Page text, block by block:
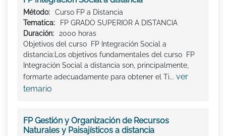
Método:
Curso FP a Distancia
Tematica:
FP GRADO SUPERIOR A DISTANCIA
Duración:
2000 horas
Objetivos del curso FP Integración Social a
distancia:Los objetivos fundamentales del curso FP
Integración Social a distancia son, principalmente,
formarte adecuadamente para obtener el Ti... ver
temario
FP Gestión y Organización de Recursos
Naturales y Paisajísticos a distancia